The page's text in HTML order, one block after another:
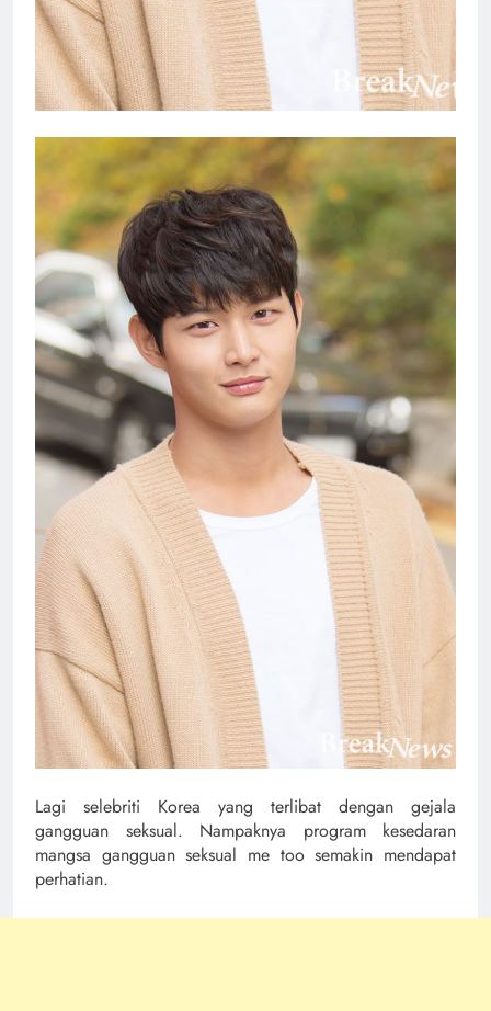
Lagi selebriti Korea yang terlibat dengan gejala
gangguan seksual. Nampaknya program kesedaran
mangsa gangguan seksual me too semakin mendapat
perhatian.